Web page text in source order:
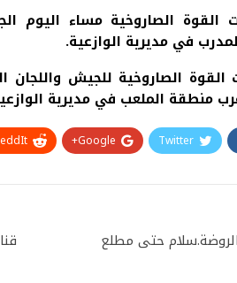
الصاروخية مساء اليوم
في مديرية الوازعية.
الصاروخية للجيش واللجان
منطقة الملعب في مديرية
Twitter
Google+
حتى مطلع